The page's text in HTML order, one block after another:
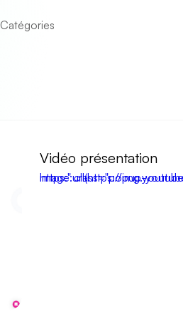
Catégories
Vidéo présentation
https:" class="popup-youtube"